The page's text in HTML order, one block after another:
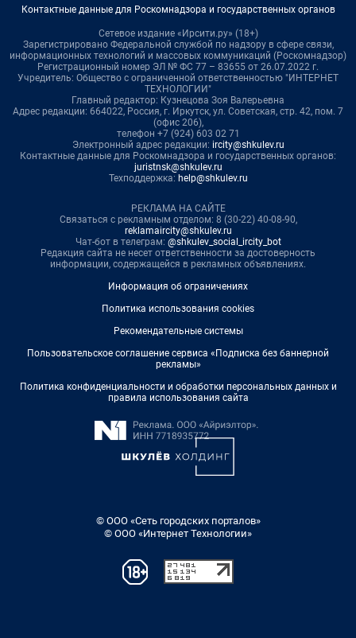
Контактные данные для Роскомнадзора и государственных органов
Сетевое издание «Ирсити.ру» (18+)
Зарегистрировано Федеральной службой по надзору в сфере связи,
информационных технологий и массовых коммуникаций (Роскомнадзор)
Регистрационный номер ЭЛ № ФС 77 – 83655 от 26.07.2022 г.
Учредитель: Общество с ограниченной ответственностью "ИНТЕРНЕТ
ТЕХНОЛОГИИ"
Главный редактор: Кузнецова Зоя Валерьевна
Адрес редакции: 664022, Россия, г. Иркутск, ул. Советская, стр. 42, пом. 7
(офис 206),
телефон +7 (924) 603 02 71
Электронный адрес редакции: ircity@shkulev.ru
Контактные данные для Роскомнадзора и государственных органов:
juristnsk@shkulev.ru
Техподдержка: help@shkulev.ru
РЕКЛАМА НА САЙТЕ
Связаться с рекламным отделом: 8 (30-22) 40-08-90,
reklamaircity@shkulev.ru
Чат-бот в телеграм: @shkulev_social_ircity_bot
Редакция сайта не несет ответственности за достоверность
информации, содержащейся в рекламных объявлениях.
Информация об ограничениях
Политика использования cookies
Рекомендательные системы
Пользовательское соглашение сервиса «Подписка без баннерной
рекламы»
Политика конфиденциальности и обработки персональных данных и
правила использования сайта
© ООО «Сеть городских порталов»
© ООО «Интернет Технологии»